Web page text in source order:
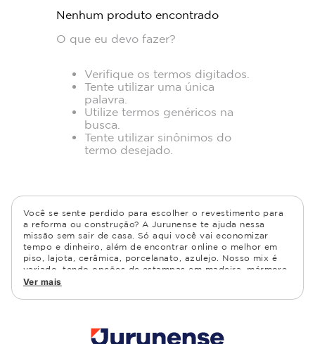
Nenhum produto encontrado
O que eu devo fazer?
Verifique os termos digitados.
Tente utilizar uma única
palavra.
Utilize termos genéricos na
busca.
Tente utilizar sinônimos do
termo desejado.
Você se sente perdido para escolher o revestimento para
a reforma ou construção? A Jurunense te ajuda nessa
missão sem sair de casa. Só aqui você vai economizar
tempo e dinheiro, além de encontrar online o melhor em
piso, lajota, cerâmica, porcelanato, azulejo. Nosso mix é
variado, tendo opções de estampas em madeira, mármore,
granito, cimento, geométrico, e muito mais Confira as
cozinha, quarto, sala de estar.
Ver mais